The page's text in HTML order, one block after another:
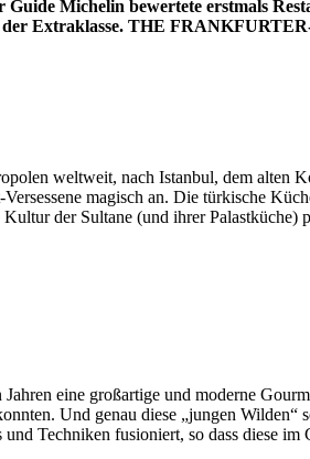
Michelin bewertete erstmals
Extraklasse. THE
weltweit, nach Istanbul, dem alten
magisch an. Die türkische
der Sultane (und ihrer Palastküche)
eine großartige und moderne
Und genau diese „jungen
Techniken fusioniert, so dass diese